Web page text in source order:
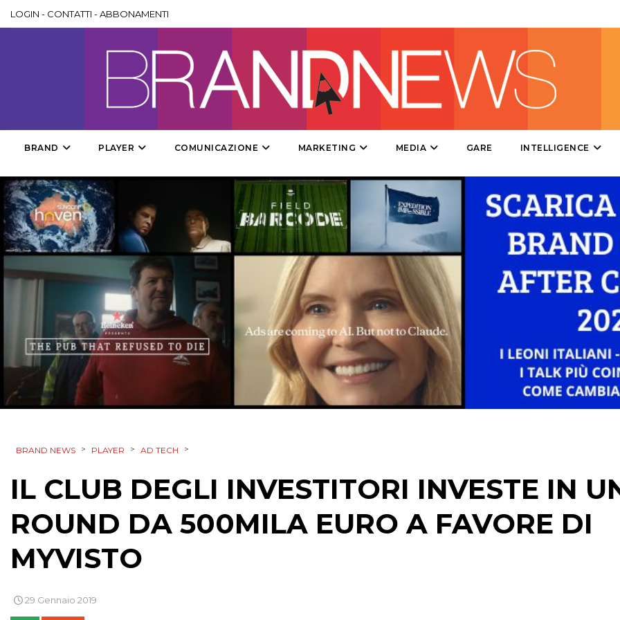
PRODOTTI
PUNTI VENDITA
CINEMA
DIGITALE
EDITORIA
ESTERNA
RADIO / AUDIO
TV
RICERCHE
LOGIN - CONTATTI -ABBONAMENTI
BRAND PLAYER COMUNICAZIONE MARKETING MEDIA GARE INTELLIGENCE
BRAND NEWS > PLAYER > AD TECH >
IL CLUB DEGLI INVESTITORI INVESTE IN
ROUND DA 500MILA EURO A FAVORE DI
MYVISTO
29 Gennaio 2019